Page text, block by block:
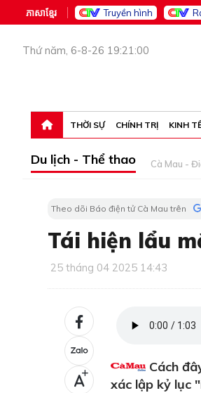
ភាសាខ្មែរ Truyền hình
Thứ năm, 6-8-26 19:21:00
THỜI SỰ CHÍNH TRỊ KINH
Du lịch - Thể thao Cà Mau -
Theo dõi Báo điện tử Cà Mau trên
Tái hiện lẩu
25 tháng 04 2025 14:43
+
Cách
xác lập kỷ lục